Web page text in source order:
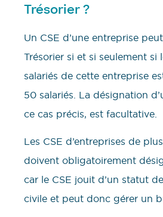
Trésorier ?
Un CSE d’une entreprise
Trésorier si et si seulement si
salariés de cette entreprise
50 salariés. La désignation
ce cas précis, est facultative.
Les CSE d’entreprises de
doivent obligatoirement
car le CSE jouit d’un statut
civile et peut donc gérer un